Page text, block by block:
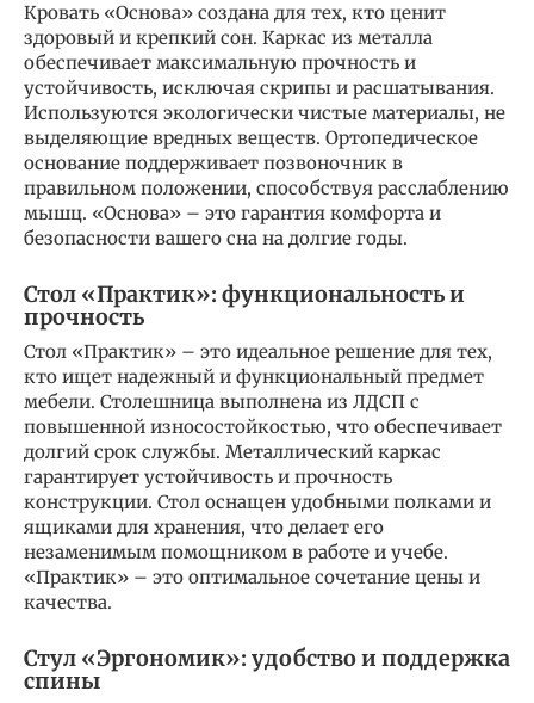
Кровать «Основа» создана для тех, кто ценит
здоровый и крепкий сон. Каркас из металла
обеспечивает максимальную прочность и
устойчивость, исключая скрипы и расшатывания.
Используются экологически чистые материалы, не
выделяющие вредных веществ. Ортопедическое
основание поддерживает позвоночник в
правильном положении, способствуя расслаблению
мышц. «Основа» – это гарантия комфорта и
безопасности вашего сна на долгие годы.
Стол «Практик»: функциональность и
прочность
Стол «Практик» – это идеальное решение для тех,
кто ищет надежный и функциональный предмет
мебели. Столешница выполнена из ЛДСП с
повышенной износостойкостью, что обеспечивает
долгий срок службы. Металлический каркас
гарантирует устойчивость и прочность
конструкции. Стол оснащен удобными полками и
ящиками для хранения, что делает его
незаменимым помощником в работе и учебе.
«Практик» – это оптимальное сочетание цены и
качества.
Стул «Эргономик»: удобство и поддержка
спины